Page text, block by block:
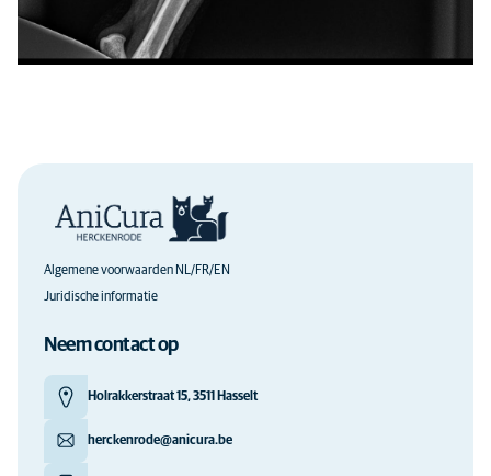
Algemene voorwaarden NL/FR/EN
Juridische informatie
Neem contact op
Holrakkerstraat 15, 3511 Hasselt
herckenrode@anicura.be